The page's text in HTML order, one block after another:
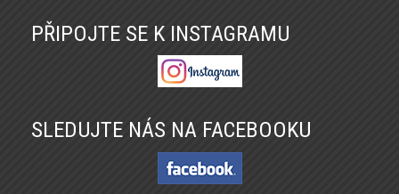
PŘIPOJTE SE K INSTAGRAMU
SLEDUJTE NÁS NA FACEBOOKU